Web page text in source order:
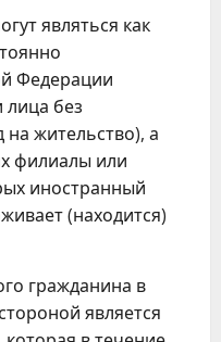
являться как
Федерации
без
жительство), а
филиалы или
иностранный
(находится)
гражданина в
является